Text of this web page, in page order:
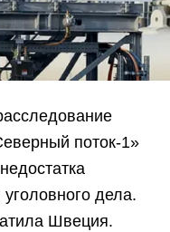
поток-1»
дела.
Швеция.